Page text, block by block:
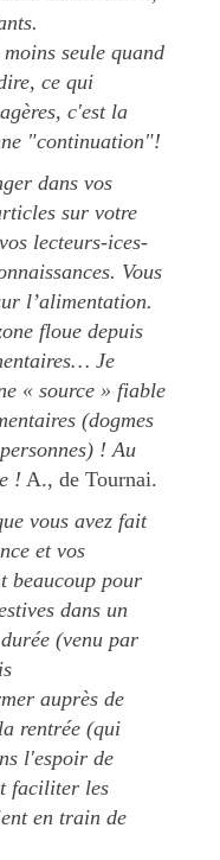
seule quand
ce qui
c'est la
"continuation"!
dans vos
sur votre
lecteurs-ices-
Vous
l’alimentation.
floue depuis
Je
« source » fiable
(dogmes
! Au
! A., de Tournai.
vous avez fait
et vos
beaucoup pour
dans un
(venu par
auprès de
rentrée (qui
l'espoir de
faciliter les
en train de